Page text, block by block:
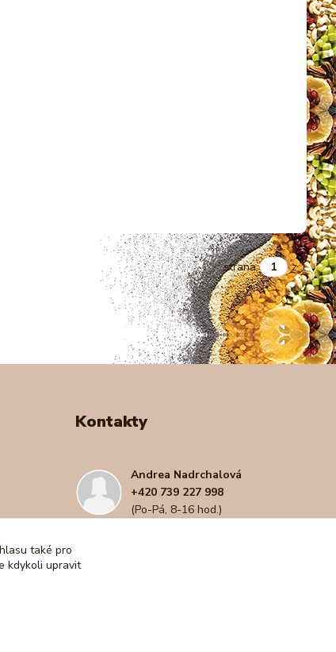
strana z 1
Kontakty
Andrea Nadrchalová
+420 739 227 998
(Po-Pá, 8-16 hod.)
také pro
kdykoli upravit